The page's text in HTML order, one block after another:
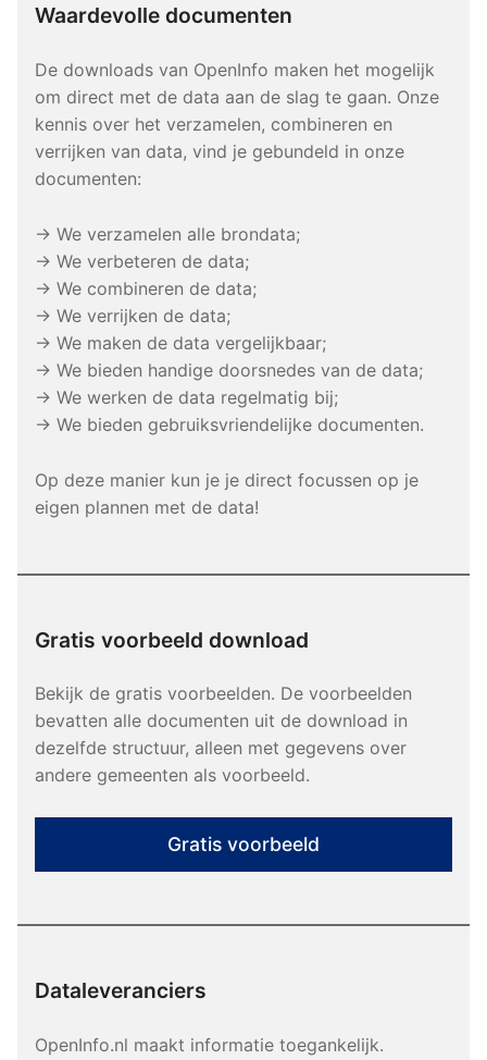
Waardevolle documenten
De downloads van OpenInfo maken het mogelijk
om direct met de data aan de slag te gaan. Onze
kennis over het verzamelen, combineren en
verrijken van data, vind je gebundeld in onze
documenten:
→ We verzamelen alle brondata;
→ We verbeteren de data;
→ We combineren de data;
→ We verrijken de data;
→ We maken de data vergelijkbaar;
→ We bieden handige doorsnedes van de data;
→ We werken de data regelmatig bij;
→ We bieden gebruiksvriendelijke documenten.
Op deze manier kun je je direct focussen op je
eigen plannen met de data!
Gratis voorbeeld download
Bekijk de gratis voorbeelden. De voorbeelden
bevatten alle documenten uit de download in
dezelfde structuur, alleen met gegevens over
andere gemeenten als voorbeeld.
Gratis voorbeeld
Dataleveranciers
OpenInfo.nl maakt informatie toegankelijk.